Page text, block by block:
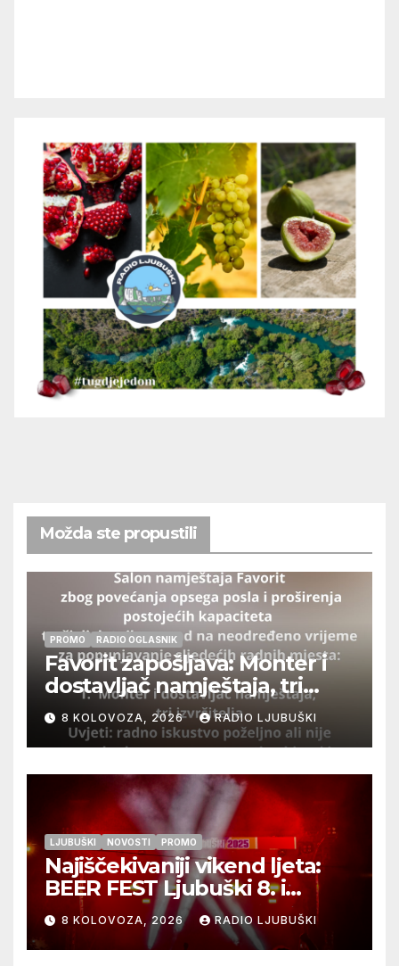
Možda ste propustili
PROMO RADIO OGLASNIK
Favorit zapošljava: Monter i
dostavljač namještaja, tri
izvršitelja
8 KOLOVOZA, 2026 RADIO LJUBUŠKI
LJUBUŠKI NOVOSTI PROMO
Najiščekivaniji vikend ljeta:
BEER FEST Ljubuški 8. i
9.kolovoza
8 KOLOVOZA, 2026 RADIO LJUBUŠKI